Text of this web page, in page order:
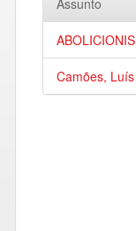
Assunto
Camões,